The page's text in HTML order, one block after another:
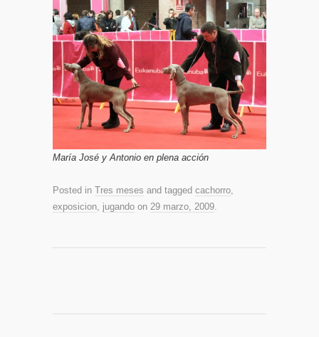
María José y Antonio en plena acción
Posted in Tres meses and tagged cachorro,
exposicion, jugando on 29 marzo, 2009.